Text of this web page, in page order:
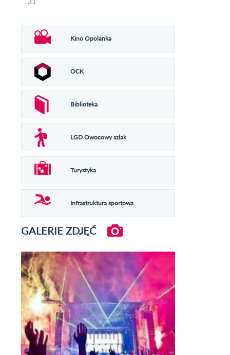
Kino Opolanka
OCK
Biblioteka
LGD Owocowy szlak
Turystyka
Infrastruktura sportowa
GALERIE ZDJĘĆ